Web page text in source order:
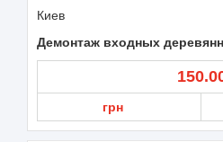
Киев
Демонтаж входных
грн